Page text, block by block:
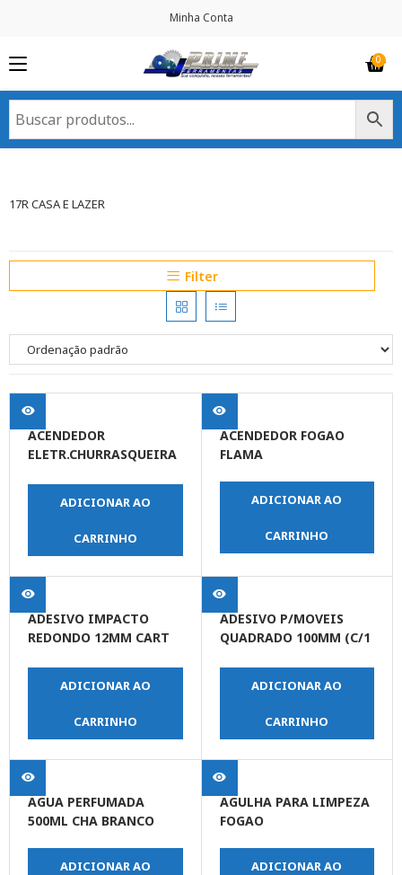
Minha Conta
17R CASA E LAZER
Filter
ACENDEDOR
ELETR.CHURRASQUEIRA
ADICIONAR AO
CARRINHO
ACENDEDOR FOGAO
FLAMA
ADICIONAR AO
CARRINHO
ADESIVO IMPACTO
REDONDO 12MM CART
ADICIONAR AO
CARRINHO
ADESIVO P/MOVEIS
QUADRADO 100MM (C/1
ADICIONAR AO
CARRINHO
AGUA PERFUMADA
500ML CHA BRANCO
ADICIONAR AO
AGULHA PARA LIMPEZA
FOGAO
ADICIONAR AO